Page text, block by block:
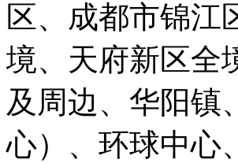
区、成都市锦江
境、天府新区全
及周边、华阳镇
心）、环球中心